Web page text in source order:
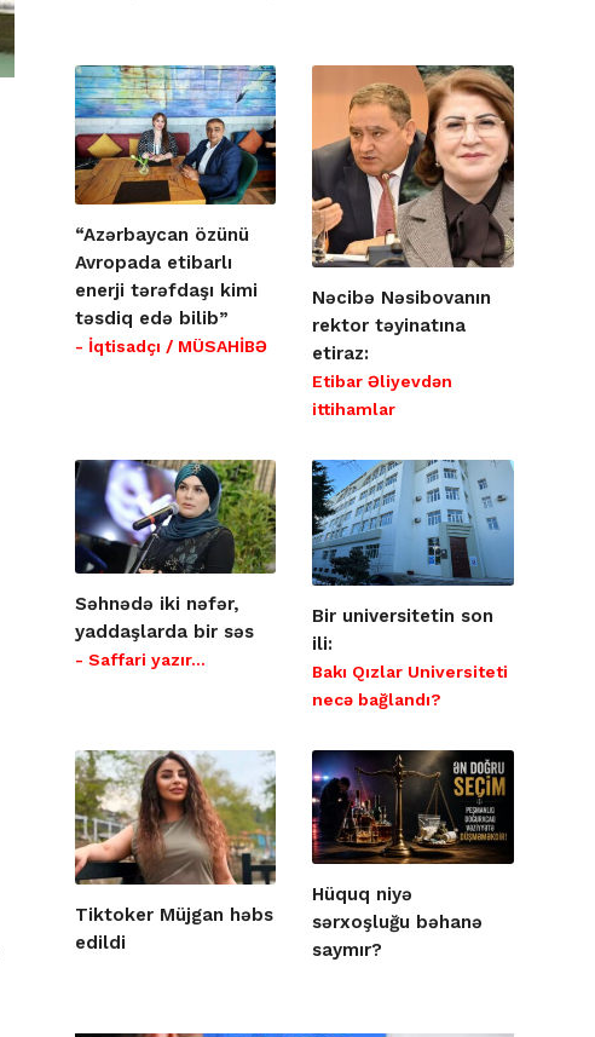
“Azərbaycan özünü
Avropada etibarlı
enerji tərəfdaşı kimi
təsdiq edə bilib”
- İqtisadçı / MÜSAHİBƏ
Nəcibə Nəsibovanın
rektor təyinatına
etiraz:
Etibar Əliyevdən
ittihamlar
Səhnədə iki nəfər,
yaddaşlarda bir səs
- Saffari yazır…
Bir universitetin son
ili:
Bakı Qızlar Universiteti
necə bağlandı?
Tiktoker Müjgan həbs
edildi
Hüquq niyə
sərxoşluğu bəhanə
saymır?